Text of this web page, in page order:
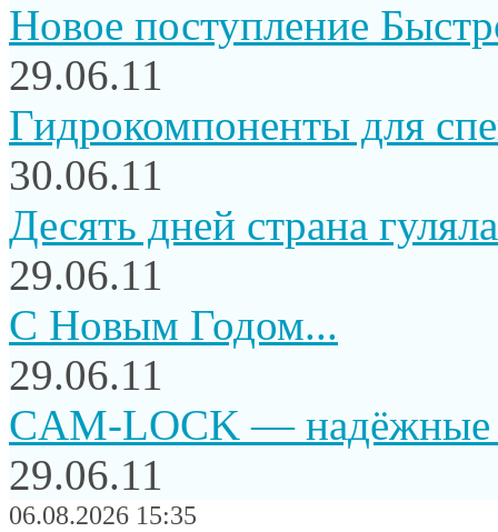
Новое поступление
29.06.11
Гидрокомпоненты для
30.06.11
Десять дней страна
29.06.11
C Новым Годом...
29.06.11
CAM-LOCK — надёжные
29.06.11
06.08.2026 15:35